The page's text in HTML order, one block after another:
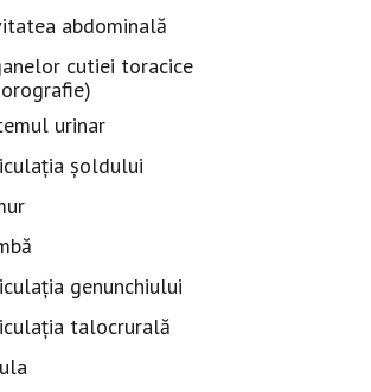
abdominală
cutiei toracice
urinar
șoldului
genunchiului
talocrurală